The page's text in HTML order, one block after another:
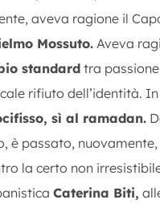
aveva ragione il
Mossuto. Aveva
standard tra
rifiuto dell’identità.
sì al ramadan.
è passato,
la certo non
Caterina Biti,